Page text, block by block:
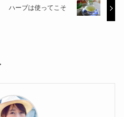
ハーブは使ってこそ